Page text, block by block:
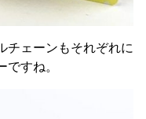
チェーンもそれぞれに
すね。